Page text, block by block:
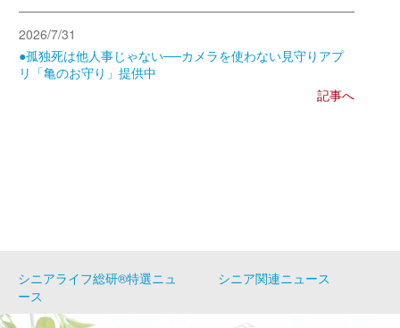
2026/7/31
●孤独死は他人事じゃない──カメラを使わない見守りアプ
リ「亀のお守り」提供中
記事へ
シニアライフ総研®特選ニュ
ース
シニア関連ニュース